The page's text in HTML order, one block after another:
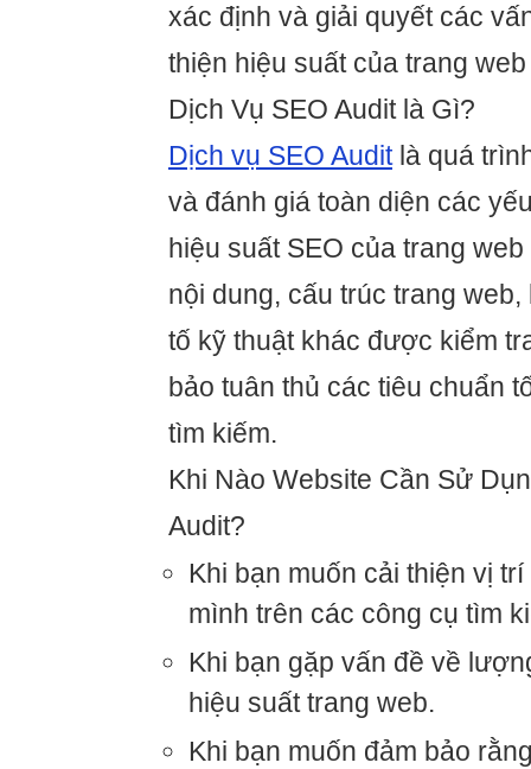
xác định và giải quyết các
thiện hiệu suất của trang
Dịch Vụ SEO Audit là Gì?
Dịch vụ SEO Auditlà quá
và đánh giá toàn diện các
hiệu suất SEO của trang
nội dung, cấu trúc trang
tố kỹ thuật khác được kiểm
bảo tuân thủ các tiêu chuẩn
tìm kiếm.
Khi Nào Website Cần Sử
Audit?
Khi bạn muốn cải thiện vị
mình trên các công cụ tìm
Khi bạn gặp vấn đề về
hiệu suất trang web.
Khi bạn muốn đảm bảo